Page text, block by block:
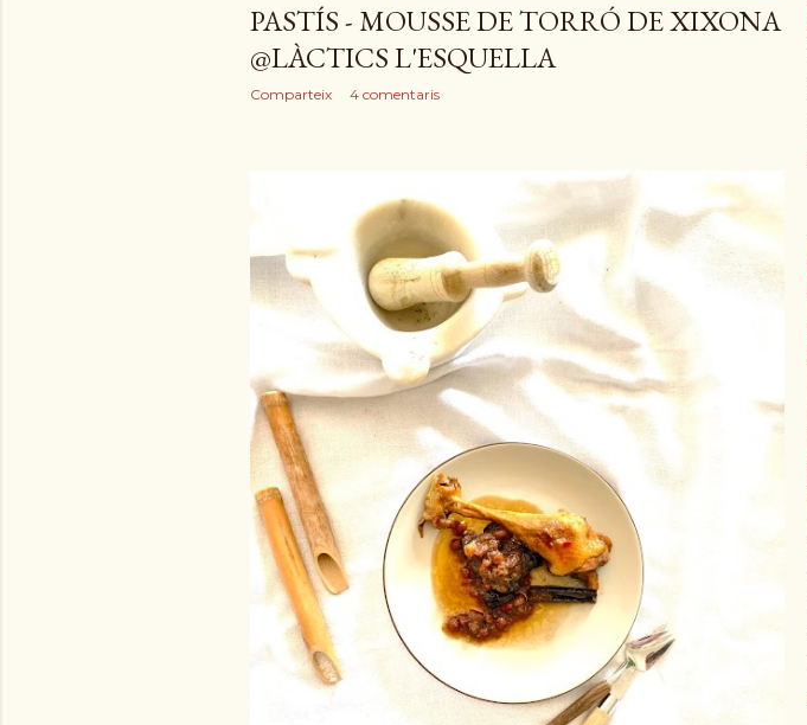
PASTÍS - MOUSSE DE TORRÓ DE XIXONA
@LÀCTICS L'ESQUELLA
Comparteix 4 comentaris